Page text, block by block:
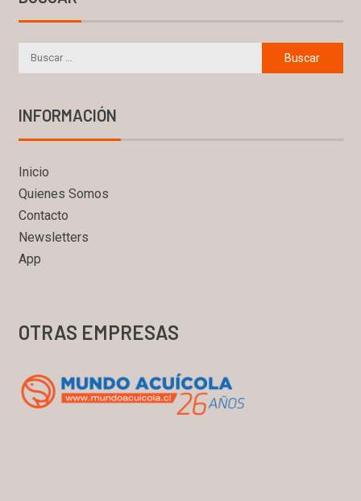
INFORMACIÓN
Inicio
Quienes Somos
Contacto
Newsletters
App
OTRAS EMPRESAS